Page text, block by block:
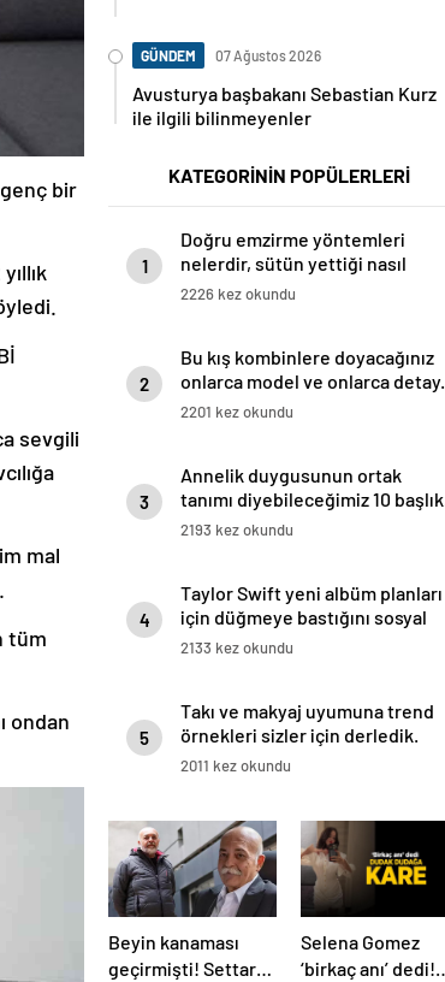
bir
sevgili
mal
tüm
ondan
GÜNDEM 07 Ağustos 2026
Avusturya başbakanı Sebastian Kurz
ile ilgili bilinmeyenler
KATEGORİNİN POPÜLERLERİ
1
Doğru emzirme yöntemleri
nelerdir, sütün yettiği nasıl
anlaşılır?
2226 kez okundu
2
Bu kış kombinlere doyacağınız
onlarca model ve onlarca detay.
2201 kez okundu
3
Annelik duygusunun ortak
tanımı diyebileceğimiz 10
2193 kez okundu
4
Taylor Swift yeni albüm planları
için düğmeye bastığını sosyal
medyadan duyurdu!
2133 kez okundu
5
Takı ve makyaj uyumuna trend
örnekleri sizler için derledik.
2011 kez okundu
Beyin kanaması
geçirmişti! Settar
Selena Gomez
‘birkaç anı’ dedi!